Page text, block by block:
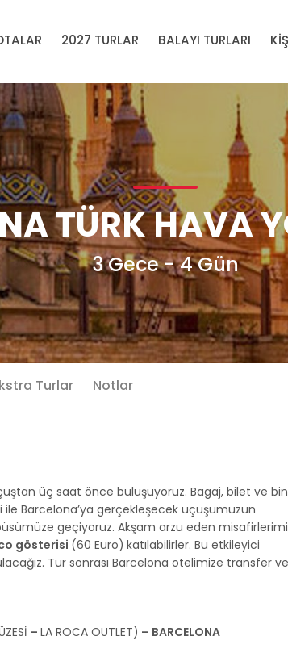
TÜRK HAVA
3 Gece - 4 Gün
Turlar Notlar
üç saat önce buluşuyoruz. Bagaj, bilet ve
ile Barcelona’ya gerçekleşecek uçuşumuzun
geçiyoruz. Akşam arzu eden
gösterisi (60 Euro) katılabilirler. Bu etkileyici
Tur sonrası Barcelona otelimize transfer ve
– LA ROCA OUTLET) – BARCELONA
2027 TURLAR BALAYI TURLARI